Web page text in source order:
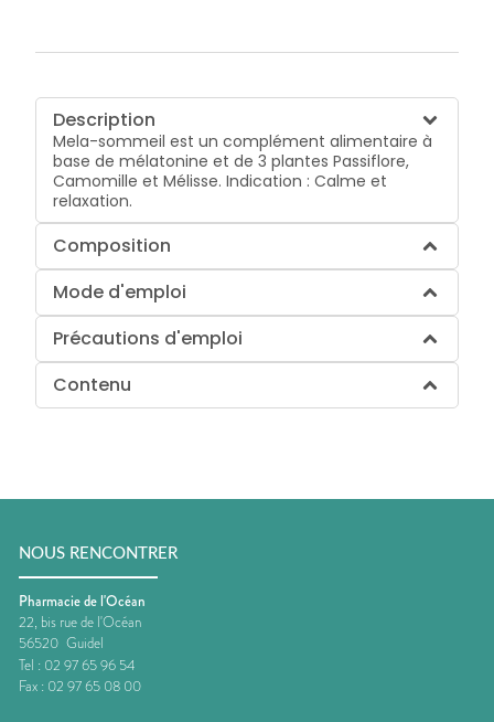
Description
Mela-sommeil est un complément alimentaire à
base de mélatonine et de 3 plantes Passiflore,
Camomille et Mélisse. Indication : Calme et
relaxation.
Composition
Mode d'emploi
Précautions d'emploi
Contenu
NOUS RENCONTRER
Pharmacie de l'Océan
22, bis rue de l'Océan
56520 Guidel
Tel : 02 97 65 96 54
Fax : 02 97 65 08 00